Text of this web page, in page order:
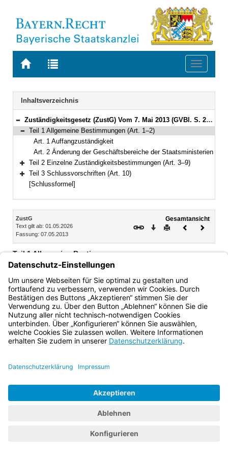
Zur
BAYERN.RECHT
Zur
letzten
Suche
Toggle
Navigation
Inhaltsverzeichnis
Bereich reduzieren
Zuständigkeitsgesetz (ZustG) Vom 7. Mai 2013 (GVBl. S. 246) BayRS 2015-1-V (Art. 1–10)
Bereich reduzieren
Teil 1 Allgemeine Bestimmungen (Art. 1–2)
Art. 1 Auffangzuständigkeit
Art. 2 Änderung der Geschäftsbereiche der Staatsministerien
Bereich erweitern
Teil 2 Einzelne Zuständigkeitsbestimmungen (Art. 3–9)
Bereich erweitern
Teil 3 Schlussvorschriften (Art. 10)
[Schlussformel]
Inhalt
ZustG
Text gilt ab: 01.05.2026
Fassung: 07.05.2013
Gesamtansicht
Download
DruckenVorheriges
Teil 1 Allgemeine Bestimmungen
Art. 1 Auffangzuständigkeit
Art. 2 Änderung der Geschäftsbereiche der Staatsministerien
Bayern.de
BayernPortal
Datenschutz
Kontakt
Kontrastwechsel